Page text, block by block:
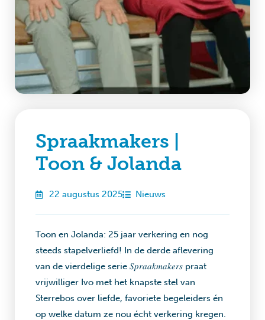
Spraakmakers |
Toon & Jolanda
22 augustus 2025 Nieuws
Toon en Jolanda: 25 jaar verkering en nog
steeds stapelverliefd! In de derde aflevering
van de vierdelige serie 𝑆𝑝𝑟𝑎𝑎𝑘𝑚𝑎𝑘𝑒𝑟𝑠 praat
vrijwilliger Ivo met het knapste stel van
Sterrebos over liefde, favoriete begeleiders én
op welke datum ze nou écht verkering kregen.